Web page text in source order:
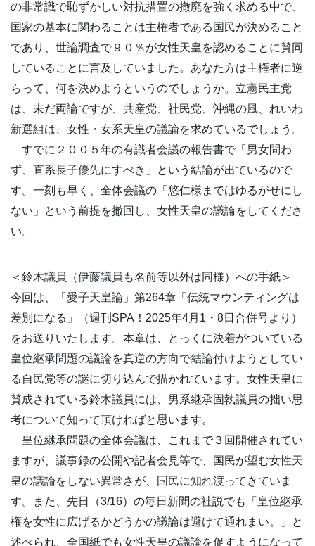
の非常識で恥ずかしい対抗措置の撤廃を強く求める中で、
国家の基本に関わることは主権者である国民が決めること
であり、世論調査で９０％が女性天皇を認めることに賛同
していることに言及していました。あなた方は主権者に逆
らって、何を決めようというのでしょうか。立憲民主党
は、未だ両論ですが、共産党、社民党、沖縄の風、れいわ
新選組は、女性・女系天皇の議論を求めているでしょう。
すでに２００５年の有識者会議の報告書で「男女問わ
ず、直系長子優先にすべき」という結論が出ているので
す。一刻も早く、全体会議の「悠仁様まではゆるがせにし
ない」という前提を撤回し、女性天皇の議論をしてくださ
い。
＜鈴木議員（伊藤議員も名前等以外は同様）への手紙＞
今回は、「愛子天皇論」第264章「伝統マウンティングは
差別になる」（週刊SPA！2025年4月1・8日合併号より）
をお送りいたします。本章は、とっくに決着がついている
皇位継承問題の議論を真逆の方向で結論付けようとしてい
る自民党等の謎に切り込んで描かれています。女性天皇に
賛成されている鈴木議員には、男系継承固執議員の拙い思
考について知って頂ければと思います。
皇位継承問題の全体会議は、これまで３回開催されてい
ますが、議事録の公開や記者会見等で、国民が望む女性天
皇の議論をしない異常さが、国民に知れ渡ってきていま
す。また、先日（3/16）の毎日新聞の社説でも「皇位継承
権を女性に広げるかどうかの議論は避けて通れまい。」と
述べられ、全国紙でも女性天皇の議論を促すようになって